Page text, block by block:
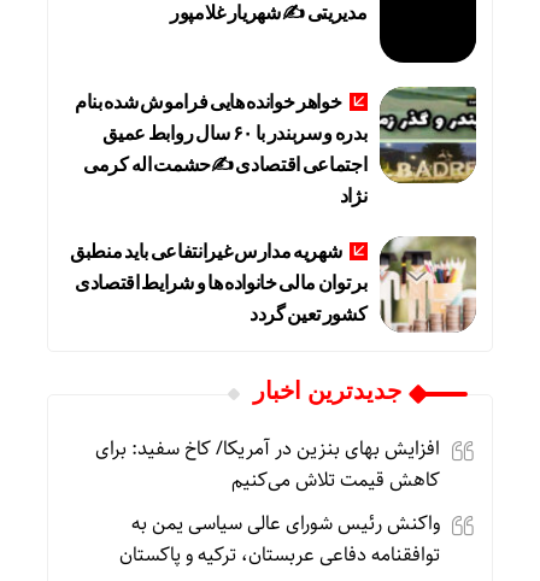
مدیریتی ✍ شهریار غلامپور
خواهر خوانده هایی فراموش شده بنام
بدره و سربندر با ۶۰ سال روابط عمیق
اجتماعی اقتصادی ✍حشمت اله کرمی
نژاد
شهریه مدارس غیرانتفاعی باید منطبق
بر توان مالی خانواده ها و شرایط اقتصادی
کشور تعین گردد
جديدترين اخبار
افزایش بهای بنزین در آمریکا/ کاخ سفید: برای
کاهش قیمت تلاش می‌کنیم
واکنش رئیس شورای عالی سیاسی یمن به
توافقنامه دفاعی عربستان، ترکیه و پاکستان